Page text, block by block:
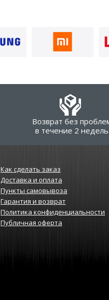
Возврат без
в течение 2 недель
Как сделать заказ
Доставка и оплата
Пункты самовывоза
Гарантия и возврат
Политика конфиденциальности
Публичная оферта